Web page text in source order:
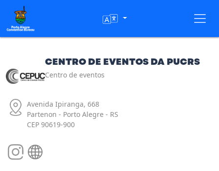
CENTRO DE EVENTOS DA PUCRS
Centro de eventos
Avenida Ipiranga, 668
Partenon - Porto Alegre - RS
CEP 90619-900